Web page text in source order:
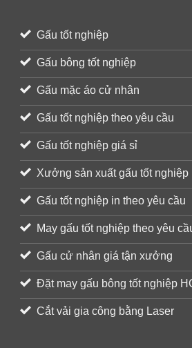
Gấu tốt nghiệp
Gấu bông tốt nghiệp
Gấu mặc áo cử nhân
Gấu tốt nghiệp theo yêu cầu
Gấu tốt nghiệp giá sỉ
Xưởng sản xuất gấu tốt nghiệp
Gấu tốt nghiệp in theo yêu cầu
May gấu tốt nghiệp theo yêu
Gấu cử nhân giá tận xưởng
Đặt may gấu bông tốt nghiệp
Cắt vải gia công bằng Laser